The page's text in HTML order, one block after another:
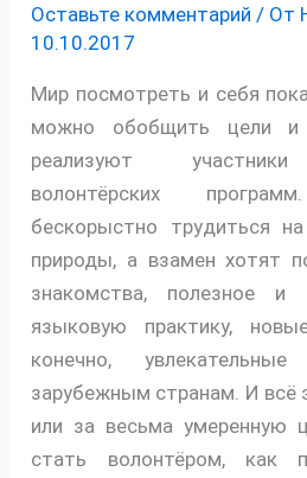
Оставьте комментарий / От
10.10.2017
Мир посмотреть и себя
можно обобщить цели и
реализуют
волонтёрских
бескорыстно трудиться
природы, а взамен хотят
знакомства, полезное и
языковую практику,
конечно,
зарубежным странам. И всё
или за весьма умеренную
стать волонтёром, как